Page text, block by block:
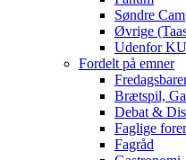
Søndre
Øvrige
Udenfor KU
Fordelt på emner
Brætspil,
Debat &
Faglige
Fagråd